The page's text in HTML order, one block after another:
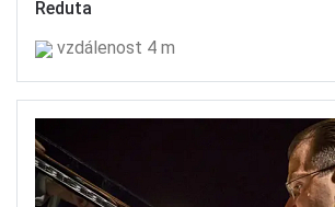
Reduta
vzdálenost 4 m